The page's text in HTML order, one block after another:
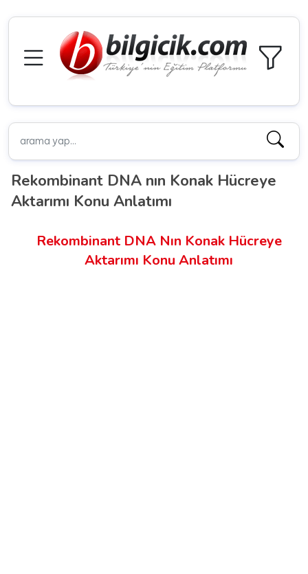
Rekombinant DNA nın Konak Hücreye
Aktarımı Konu Anlatımı
Rekombinant DNA Nın Konak Hücreye
Aktarımı Konu Anlatımı